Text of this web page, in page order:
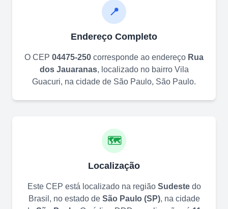
📍
Endereço Completo
O CEP 04475-250 corresponde ao endereço Rua
dos Jauaranas, localizado no bairro Vila
Guacuri, na cidade de São Paulo, São Paulo.
🗺️
Localização
Este CEP está localizado na região Sudestedo
Brasil, no estado de São Paulo(SP), na cidade